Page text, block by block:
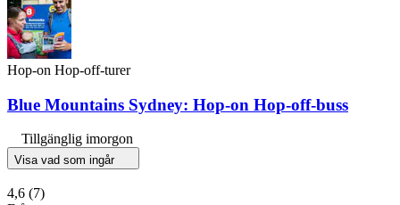
Hop-on Hop-off-turer
Blue Mountains Sydney: Hop-on Hop-off-buss
Tillgänglig imorgon
Visa vad som ingår
4,6 (7)